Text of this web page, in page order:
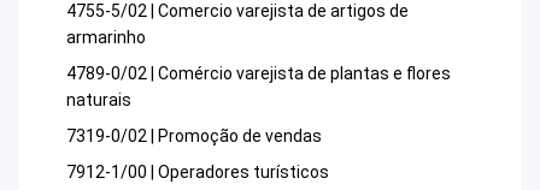
4755-5/02 | Comercio varejista de artigos de
armarinho
4789-0/02 | Comércio varejista de plantas e flores
naturais
7319-0/02 | Promoção de vendas
7912-1/00 | Operadores turísticos